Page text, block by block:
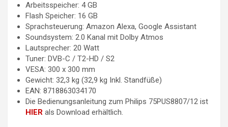
Arbeitsspeicher: 4 GB
Flash Speicher: 16 GB
Sprachsteuerung: Amazon Alexa, Google Assistant
Soundsystem: 2.0 Kanal mit Dolby Atmos
Lautsprecher: 20 Watt
Tuner: DVB-C / T2-HD / S2
VESA: 300 x 300 mm
Gewicht: 32,3 kg (32,9 kg Inkl. Standfüße)
EAN: 8718863034170
Die Bedienungsanleitung zum Philips 75PUS8807/12 ist
HIER als Download erhältlich.